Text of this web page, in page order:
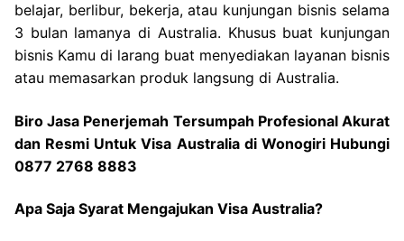
belajar, berlibur, bekerja, atau kunjungan bisnis selama
3 bulan lamanya di Australia. Khusus buat kunjungan
bisnis Kamu di larang buat menyediakan layanan bisnis
atau memasarkan produk langsung di Australia.
Biro Jasa Penerjemah Tersumpah Profesional Akurat
dan Resmi Untuk Visa Australia di Wonogiri Hubungi
0877 2768 8883
Apa Saja Syarat Mengajukan Visa Australia?